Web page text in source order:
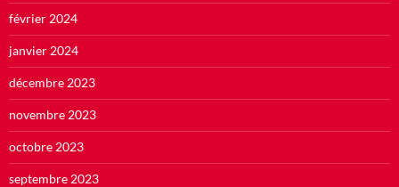
février 2024
janvier 2024
décembre 2023
novembre 2023
octobre 2023
septembre 2023